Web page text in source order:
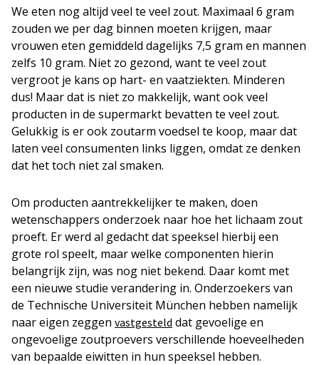
We eten nog altijd veel te veel zout. Maximaal 6 gram
zouden we per dag binnen moeten krijgen, maar
vrouwen eten gemiddeld dagelijks 7,5 gram en mannen
zelfs 10 gram. Niet zo gezond, want te veel zout
vergroot je kans op hart- en vaatziekten. Minderen
dus! Maar dat is niet zo makkelijk, want ook veel
producten in de supermarkt bevatten te veel zout.
Gelukkig is er ook zoutarm voedsel te koop, maar dat
laten veel consumenten links liggen, omdat ze denken
dat het toch niet zal smaken.
Om producten aantrekkelijker te maken, doen
wetenschappers onderzoek naar hoe het lichaam zout
proeft. Er werd al gedacht dat speeksel hierbij een
grote rol speelt, maar welke componenten hierin
belangrijk zijn, was nog niet bekend. Daar komt met
een nieuwe studie verandering in. Onderzoekers van
de Technische Universiteit München hebben namelijk
naar eigen zeggen vastgesteld dat gevoelige en
ongevoelige zoutproevers verschillende hoeveelheden
van bepaalde eiwitten in hun speeksel hebben.